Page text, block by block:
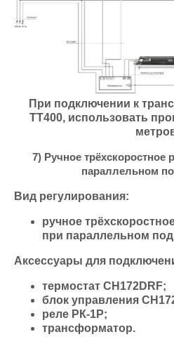
При подключении к
ТТ400, использовать
7) Ручное трёхскоростное
параллельном
Вид регулирования:
ручное
при параллельном
Аксессуары для
термостат СН172DRF;
блок управления
реле РК-1Р;
трансформатор.